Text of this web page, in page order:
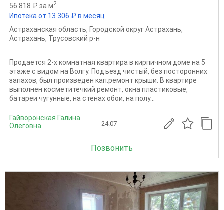
56 818 ₽ за м2
Ипотека от 13 306 ₽ в месяц
Астраханская область, Городской округ Астрахань,
Астрахань, Трусовский р-н
Продается 2-х комнатная квартира в кирпичном доме на 5
этаже с видом на Волгу. Подъезд чистый, без посторонних
запахов, был произведен кап.ремонт крыши. В квартире
выполнен косметитечкий ремонт, окна пластиковые,
батареи чугунные, на стенах обои, на полу...
Гайворонская Галина
Олеговна
24.07
Позвонить